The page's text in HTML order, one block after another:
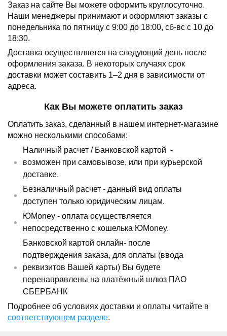
Заказ на сайте Вы можете оформить круглосуточно.
Наши менеджеры принимают и оформляют заказы с
понедельника по пятницу с 9:00 до 18:00, сб-вс с 10 до
18:30.
Доставка осуществляется на следующий день после
оформления заказа. В некоторых случаях срок
доставки может составить 1–2 дня в зависимости от
адреса.
Как Вы можете оплатить заказ
Оплатить заказ, сделанный в нашем интернет-магазине
можно несколькими способами:
Наличный расчет / Банковской картой -
возможен при самовывозе, или при курьерской
доставке.
Безналичный расчет - данный вид оплаты
доступен только юридическим лицам.
ЮMoney - оплата осуществляется
непосредственно с кошелька ЮMoney.
Банковской картой онлайн- после
подтверждения заказа, для оплаты (ввода
реквизитов Вашей карты) Вы будете
перенаправлены на платёжный шлюз ПАО
СБЕРБАНК
Подробнее об условиях доставки и оплаты читайте в
соответствующем разделе.